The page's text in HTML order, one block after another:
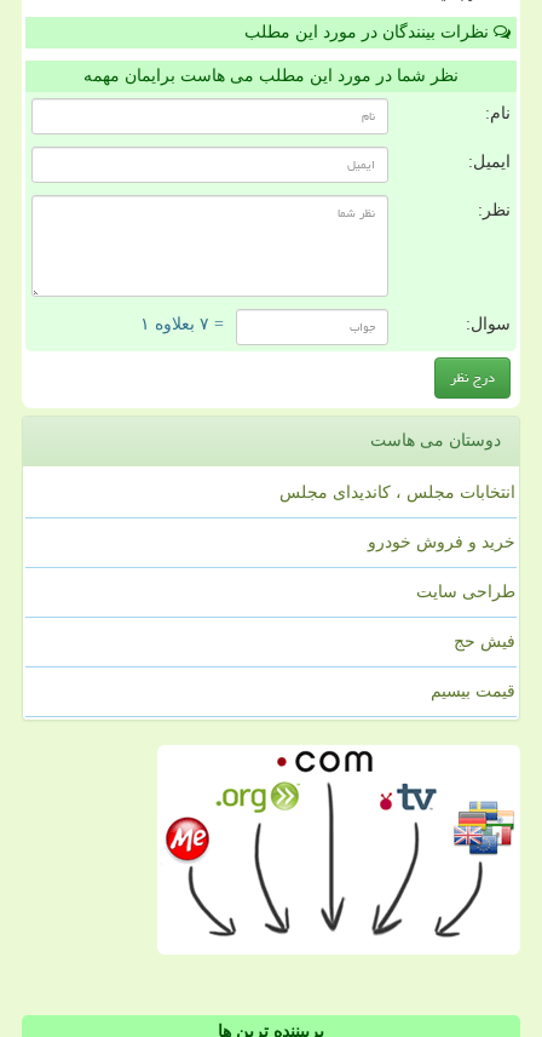
نظرات بینندگان در مورد این مطلب
نظر شما در مورد این مطلب می هاست برایمان مهمه
نام:
ایمیل:
نظر:
سوال: = ۷ بعلاوه ۱
دوستان می هاست
انتخابات مجلس ، کاندیدای مجلس
خرید و فروش خودرو
طراحی سایت
فیش حج
قیمت بیسیم
پربیننده ترین ها